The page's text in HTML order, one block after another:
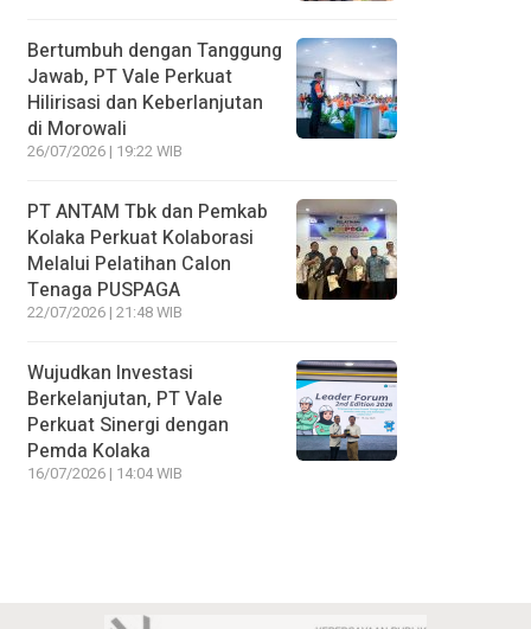
Bertumbuh dengan Tanggung
Jawab, PT Vale Perkuat
Hilirisasi dan Keberlanjutan
di Morowali
26/07/2026 | 19:22 WIB
PT ANTAM Tbk dan Pemkab
Kolaka Perkuat Kolaborasi
Melalui Pelatihan Calon
Tenaga PUSPAGA
22/07/2026 | 21:48 WIB
Wujudkan Investasi
Berkelanjutan, PT Vale
Perkuat Sinergi dengan
Pemda Kolaka
16/07/2026 | 14:04 WIB